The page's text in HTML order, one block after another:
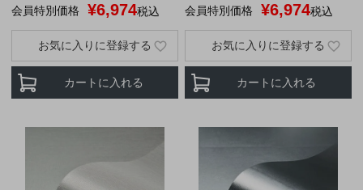
会員特別価格 ¥6,974税込
カートに入れる
お気に入りに登録する
会員特別価格 ¥6,974税込
カートに入れる
お気に入りに登録する